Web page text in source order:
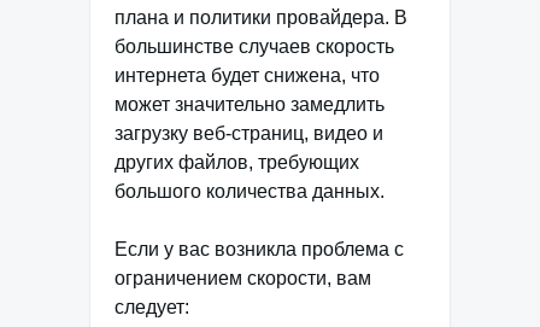
плана и политики провайдера. В
большинстве случаев скорость
интернета будет снижена, что
может значительно замедлить
загрузку веб-страниц, видео и
других файлов, требующих
большого количества данных.
Если у вас возникла проблема с
ограничением скорости, вам
следует: